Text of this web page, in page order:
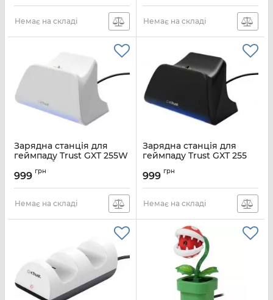
Немає на складі Немає на складі
Зарядна станція для
геймпаду Trust GXT 255W
for PS5, білий
Артикул:
999 грн
Немає на складі
Зарядна станція для
геймпаду Trust GXT 255
Артикул:
999 грн
Немає на складі